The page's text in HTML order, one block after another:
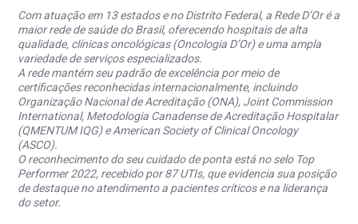
Com atuação em 13 estados e no Distrito Federal, a Rede D’Or é a
maior rede de saúde do Brasil, oferecendo hospitais de alta
qualidade, clínicas oncológicas (Oncologia D’Or) e uma ampla
variedade de serviços especializados.
A rede mantém seu padrão de excelência por meio de
certificações reconhecidas internacionalmente, incluindo
Organização Nacional de Acreditação (ONA), Joint Commission
International, Metodologia Canadense de Acreditação Hospitalar
(QMENTUM IQG) e American Society of Clinical Oncology
(ASCO).
O reconhecimento do seu cuidado de ponta está no selo Top
Performer 2022, recebido por 87 UTIs, que evidencia sua posição
de destaque no atendimento a pacientes críticos e na liderança
do setor.